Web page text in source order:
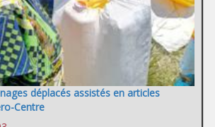
déplacés assistés en articles
Centre